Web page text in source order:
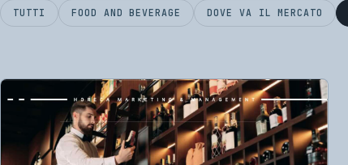
TUTTI FOOD AND BEVERAGE DOVE VA IL MERCATO